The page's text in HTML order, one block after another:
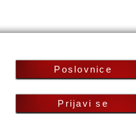
Poslovnice
Prijavi se